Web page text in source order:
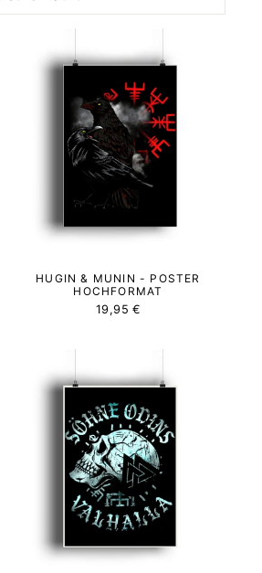
HUGIN & MUNIN - POSTER
HOCHFORMAT
19,95 €